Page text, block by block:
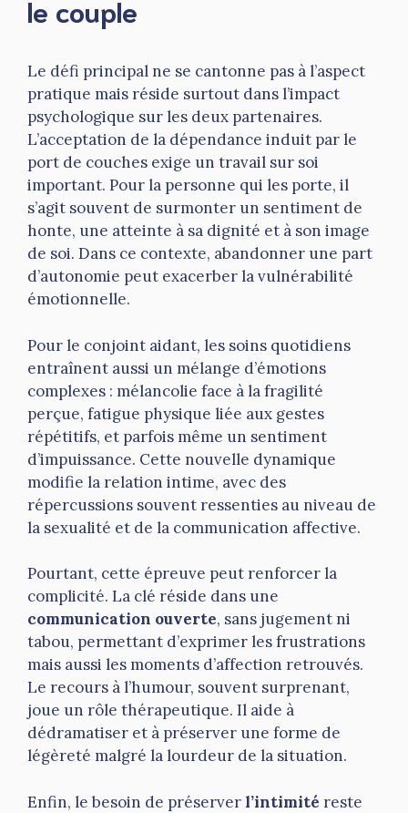
le couple
Le défi principal ne se cantonne pas à l’aspect
pratique mais réside surtout dans l’impact
psychologique sur les deux partenaires.
L’acceptation de la dépendance induit par le
port de couches exige un travail sur soi
important. Pour la personne qui les porte, il
s’agit souvent de surmonter un sentiment de
honte, une atteinte à sa dignité et à son image
de soi. Dans ce contexte, abandonner une part
d’autonomie peut exacerber la vulnérabilité
émotionnelle.
Pour le conjoint aidant, les soins quotidiens
entraînent aussi un mélange d’émotions
complexes : mélancolie face à la fragilité
perçue, fatigue physique liée aux gestes
répétitifs, et parfois même un sentiment
d’impuissance. Cette nouvelle dynamique
modifie la relation intime, avec des
répercussions souvent ressenties au niveau de
la sexualité et de la communication affective.
Pourtant, cette épreuve peut renforcer la
complicité. La clé réside dans une
communication ouverte, sans jugement ni
tabou, permettant d’exprimer les frustrations
mais aussi les moments d’affection retrouvés.
Le recours à l’humour, souvent surprenant,
joue un rôle thérapeutique. Il aide à
dédramatiser et à préserver une forme de
légèreté malgré la lourdeur de la situation.
Enfin, le besoin de préserver l’intimité reste